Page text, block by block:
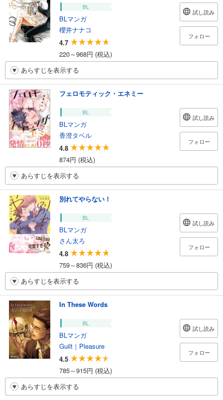
BL
BLマンガ
櫻井ナナコ
4.7
220～968円 (税込)
試し読み
フォロー
あらすじを表示する
フェロモティック・エネミー
BL
BLマンガ
香澄タベル
4.8
874円 (税込)
試し読み
フォロー
あらすじを表示する
別れてやらない！
BL
BLマンガ
さん太ろ
4.8
759～836円 (税込)
試し読み
フォロー
あらすじを表示する
In These Words
BL
BLマンガ
Guilt｜Pleasure
4.5
785～915円 (税込)
試し読み
フォロー
あらすじを表示する